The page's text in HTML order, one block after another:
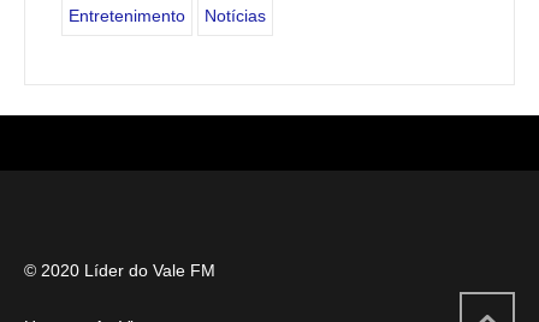
Entretenimento Notícias
© 2020 Líder do Vale FM